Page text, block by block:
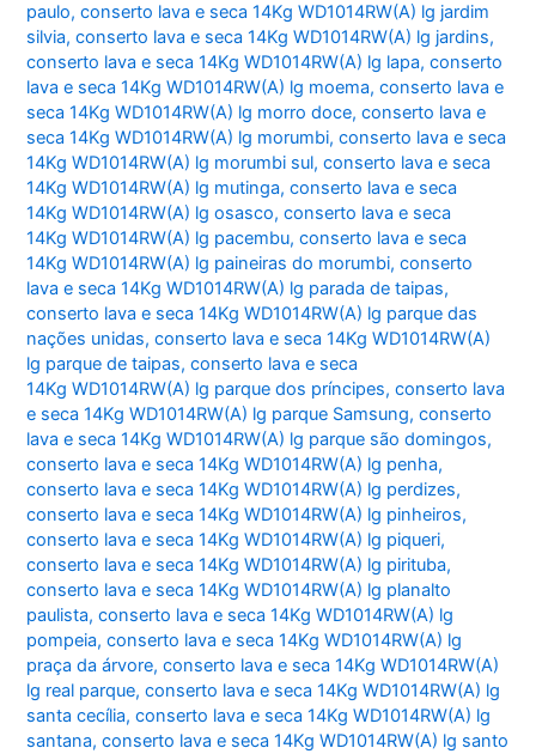
paulo,conserto lava e seca 14Kg WD1014RW(A) lg jardim
silvia,conserto lava e seca 14Kg WD1014RW(A) lg jardins,
conserto lava e seca 14Kg WD1014RW(A) lg lapa,conserto
lava e seca 14Kg WD1014RW(A) lg moema,conserto lava e
seca 14Kg WD1014RW(A) lg morro doce,conserto lava e
seca 14Kg WD1014RW(A) lg morumbi,conserto lava e seca
14Kg WD1014RW(A) lg morumbi sul,conserto lava e seca
14Kg WD1014RW(A) lg mutinga,conserto lava e seca
14Kg WD1014RW(A) lg osasco,conserto lava e seca
14Kg WD1014RW(A) lg pacembu,conserto lava e seca
14Kg WD1014RW(A) lg paineiras do morumbi,conserto
lava e seca 14Kg WD1014RW(A) lg parada de taipas,
conserto lava e seca 14Kg WD1014RW(A) lg parque das
nações unidas,conserto lava e seca 14Kg WD1014RW(A)
lg parque de taipas,conserto lava e seca
14Kg WD1014RW(A) lg parque dos príncipes,conserto lava
e seca 14Kg WD1014RW(A) lg parque Samsung,conserto
lava e seca 14Kg WD1014RW(A) lg parque são domingos,
conserto lava e seca 14Kg WD1014RW(A) lg penha,
conserto lava e seca 14Kg WD1014RW(A) lg perdizes,
conserto lava e seca 14Kg WD1014RW(A) lg pinheiros,
conserto lava e seca 14Kg WD1014RW(A) lg piqueri,
conserto lava e seca 14Kg WD1014RW(A) lg pirituba,
conserto lava e seca 14Kg WD1014RW(A) lg planalto
paulista,conserto lava e seca 14Kg WD1014RW(A) lg
pompeia,conserto lava e seca 14Kg WD1014RW(A) lg
praça da árvore,conserto lava e seca 14Kg WD1014RW(A)
lg real parque,conserto lava e seca 14Kg WD1014RW(A) lg
santa cecília,conserto lava e seca 14Kg WD1014RW(A) lg
santana,conserto lava e seca 14Kg WD1014RW(A) lg santo